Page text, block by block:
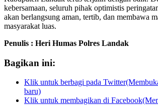
kebersamaan, seluruh pihak optimistis
akan berlangsung aman, tertib, dan membawa
masyarakat luas.
Penulis : Heri Humas Polres Landak
Bagikan ini:
Klik untuk berbagi pada
baru)
Klik untuk membagikan di